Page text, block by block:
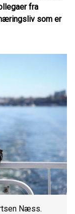
fra
som er
Næss.